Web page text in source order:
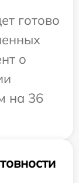
готово
о
на 36